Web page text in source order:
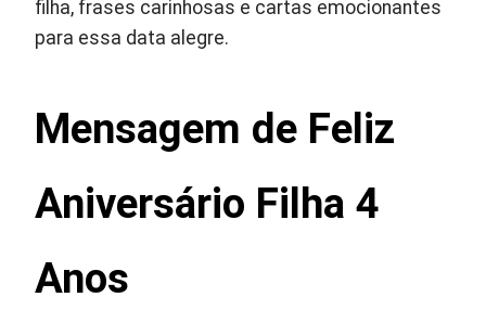
filha, frases carinhosas e cartas emocionantes
para essa data alegre.
Mensagem de Feliz
Aniversário Filha 4
Anos